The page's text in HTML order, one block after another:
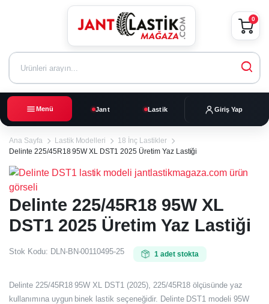
Menü Jant Lastik Giriş Yap
0
Ana Sayfa Lastik Modelleri
18 İnç Lastikler
Delinte 225/45R18 95W XL DST1 2025 Üretim Yaz Lastiği
Delinte 225/45R18 95W XL
DST1 2025 Üretim Yaz Lastiği
Stok Kodu: DLN-BN-00110495-25 1 adet stokta
Delinte 225/45R18 95W XL DST1 (2025), 225/45R18 ölçüsünde yaz
kullanımına uygun binek lastik seçeneğidir. Delinte DST1 modeli 95W